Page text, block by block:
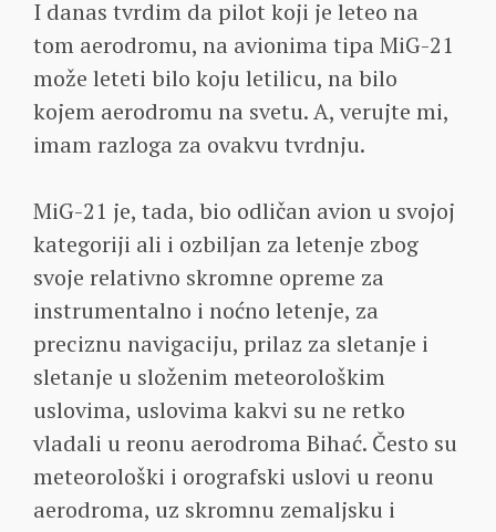
I danas tvrdim da pilot koji je leteo na
tom aerodromu, na avionima tipa MiG-21
može leteti bilo koju letilicu, na bilo
kojem aerodromu na svetu. A, verujte mi,
imam razloga za ovakvu tvrdnju.
MiG-21 je, tada, bio odličan avion u svojoj
kategoriji ali i ozbiljan za letenje zbog
svoje relativno skromne opreme za
instrumentalno i noćno letenje, za
preciznu navigaciju, prilaz za sletanje i
sletanje u složenim meteorološkim
uslovima, uslovima kakvi su ne retko
vladali u reonu aerodroma Bihać. Često su
meteorološki i orografski uslovi u reonu
aerodroma, uz skromnu zemaljsku i